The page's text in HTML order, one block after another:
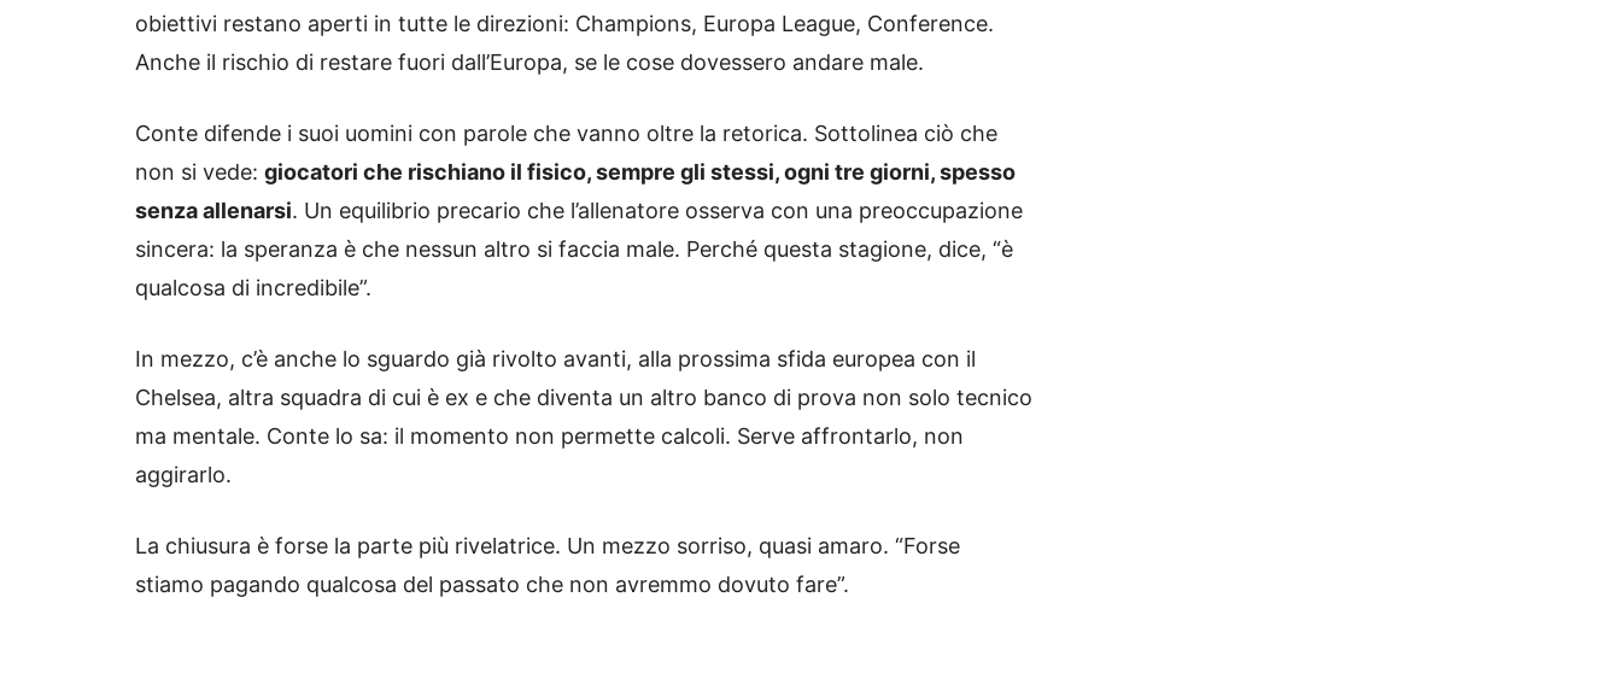
obiettivi restano aperti in tutte le direzioni: Champions, Europa League, Conference.
Anche il rischio di restare fuori dall’Europa, se le cose dovessero andare male.
Conte difende i suoi uomini con parole che vanno oltre la retorica. Sottolinea ciò che
non si vede: giocatori che rischiano il fisico, sempre gli stessi, ogni tre giorni, spesso
senza allenarsi. Un equilibrio precario che l’allenatore osserva con una preoccupazione
sincera: la speranza è che nessun altro si faccia male. Perché questa stagione, dice, “è
qualcosa di incredibile”.
In mezzo, c’è anche lo sguardo già rivolto avanti, alla prossima sfida europea con il
Chelsea, altra squadra di cui è ex e che diventa un altro banco di prova non solo tecnico
ma mentale. Conte lo sa: il momento non permette calcoli. Serve affrontarlo, non
aggirarlo.
La chiusura è forse la parte più rivelatrice. Un mezzo sorriso, quasi amaro. “Forse
stiamo pagando qualcosa del passato che non avremmo dovuto fare”.